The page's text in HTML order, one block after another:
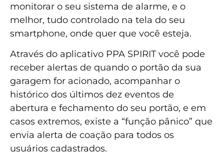
monitorar o seu sistema de alarme, e o
melhor, tudo controlado na tela do seu
smartphone, onde quer que você esteja.
Através do aplicativo PPA SPIRIT você pode
receber alertas de quando o portão da sua
garagem for acionado, acompanhar o
histórico dos últimos dez eventos de
abertura e fechamento do seu portão, e em
casos extremos, existe a “função pânico” que
envia alerta de coação para todos os
usuários cadastrados.